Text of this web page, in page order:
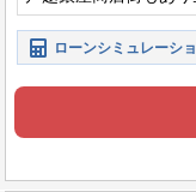
ローンシミュレーシ